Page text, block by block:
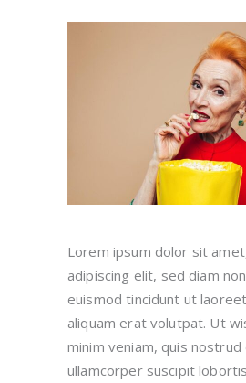
Lorem ipsum dolor sit
adipiscing elit, sed diam
euismod tincidunt ut
aliquam erat volutpat. Ut
minim veniam, quis
ullamcorper suscipit